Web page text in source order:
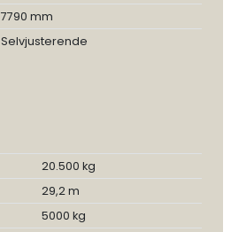
7790 mm
Selvjusterende
20.500 kg
29,2 m
5000 kg